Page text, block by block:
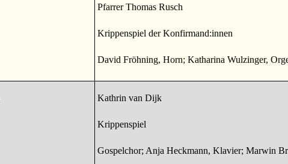
Pfarrer Thomas Rusch
Krippenspiel der Konfirmand:innen
David Fröhning, Horn; Katharina Wulzinger,
Kathrin van Dijk
Krippenspiel
Gospelchor; Anja Heckmann, Klavier; Marwin